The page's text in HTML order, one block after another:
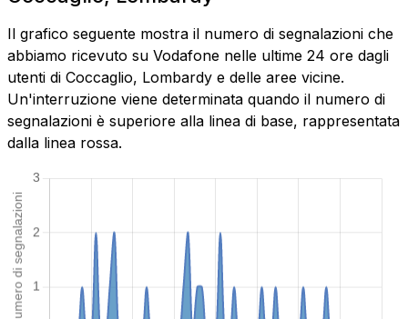
Il grafico seguente mostra il numero di segnalazioni che
abbiamo ricevuto su Vodafone nelle ultime 24 ore dagli
utenti di Coccaglio, Lombardy e delle aree vicine.
Un'interruzione viene determinata quando il numero di
segnalazioni è superiore alla linea di base, rappresentata
dalla linea rossa.